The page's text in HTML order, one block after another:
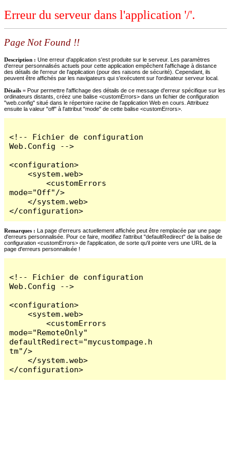
Erreur du serveur dans l'application '/'.
Page Not Found !!
Description : Une erreur d'application s'est produite sur le serveur. Les paramètres
d'erreur personnalisés actuels pour cette application empêchent l'affichage à distance
des détails de l'erreur de l'application (pour des raisons de sécurité). Cependant, ils
peuvent être affichés par les navigateurs qui s'exécutent sur l'ordinateur serveur local.
Détails = Pour permettre l'affichage des détails de ce message d'erreur spécifique sur les
ordinateurs distants, créez une balise <customErrors> dans un fichier de configuration
"web.config" situé dans le répertoire racine de l'application Web en cours. Attribuez
ensuite la valeur "off" à l'attribut "mode" de cette balise <customErrors>.
<!-- Fichier de configuration
Web.Config -->
<configuration>
    <system.web>
        <customErrors
mode="Off"/>
    </system.web>
</configuration>
Remarques : La page d'erreurs actuellement affichée peut être remplacée par une page
d'erreurs personnalisée. Pour ce faire, modifiez l'attribut "defaultRedirect" de la balise de
configuration <customErrors> de l'application, de sorte qu'il pointe vers une URL de la
page d'erreurs personnalisée !
<!-- Fichier de configuration
Web.Config -->
<configuration>
    <system.web>
        <customErrors
mode="RemoteOnly"
defaultRedirect="mycustompage.h
tm"/>
    </system.web>
</configuration>